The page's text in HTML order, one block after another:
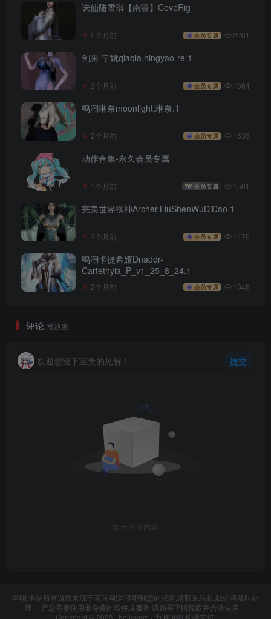
诛仙陆雪琪【南疆】CoveRig
2个月前 会员专属 2201
剑来-宁姚qiaqia.ningyao-re.1
2个月前 会员专属 1684
鸣潮琳奈moonlight.琳奈.1
2个月前 会员专属 1538
动作合集-永久会员专属
1个月前 会员专属 1501
完美世界柳神Archer.LiuShenWuDiDao.1
2个月前 会员专属 1476
鸣潮卡提希娅Dnaddr-
Cartethyia_P_v1_25_8_24.1
2个月前 会员专属 1346
评论 抢沙发
欢迎您留下宝贵的见解！ 提交
暂无评论内容
声明:本站所有游戏来源于互联网!若侵犯到您的权益,请联系站长,我们将及时处
理。 若您需要使用非免费的软件或服务,请购买正版授权并合法使用。
Copyright © 2023 · hellovam · 由 BOSS 提供支持.